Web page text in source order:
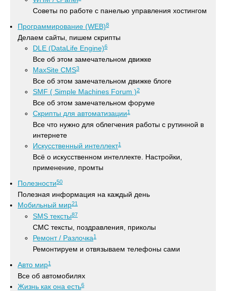
Советы по работе с панелью управления хостингом
Программирование (WEB)8
Делаем сайты, пишем скрипты
DLE (DataLife Engine)6
Все об этом замечательном движке
MaxSite CMS3
Все об этом замечательном движке блоге
SMF ( Simple Machines Forum )2
Все об этом замечательном форуме
Скрипты для автоматизации1
Все что нужно для облегчения работы с рутинной в
интернете
Искусственный интеллект1
Всё о искусственном интеллекте. Настройки,
применение, промты
Полезности50
Полезная информация на каждый день
Мобильный мир21
SMS тексты87
СМС тексты, поздравления, приколы
Ремонт / Разлочка1
Ремонтируем и отвязываем телефоны сами
Авто мир1
Все об автомобилях
Жизнь как она есть6